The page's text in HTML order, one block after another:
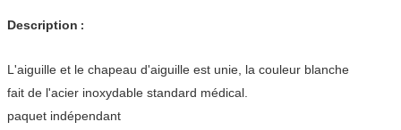
Description :
L'aiguille et le chapeau d'aiguille est unie, la couleur blanche
fait de l'acier inoxydable standard médical.
paquet indépendant